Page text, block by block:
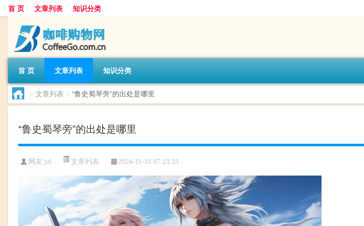
首 页 文章列表 知识分类
首 页 文章列表 知识分类
> 文章列表 > “鲁史蜀琴旁”的出处是哪里
“鲁史蜀琴旁”的出处是哪里
网友:jzl 文章列表 2024-11-18 07:23:33